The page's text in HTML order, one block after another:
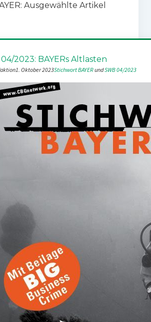
Ausgewählte Artikel
2023: BAYERs Altlasten
1. Oktober 2023Stichwort BAYER und SWB 04/2023